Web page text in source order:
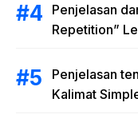
Penjelasan
Repetition”
Penjelasan
Kalimat